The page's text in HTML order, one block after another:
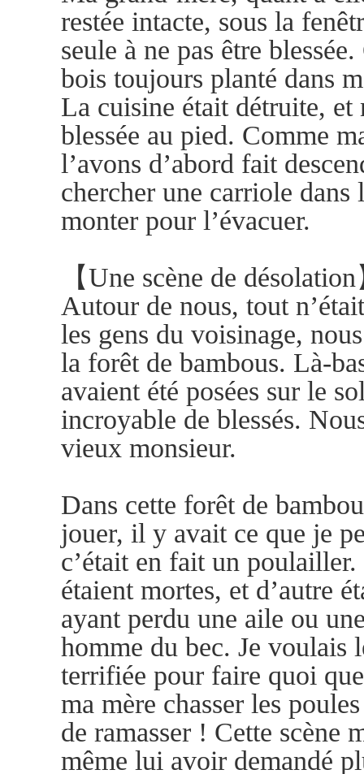
restée intacte, sous la
seule à ne pas être
bois toujours planté dans
La cuisine était détruite, et
blessée au pied. Comme
l’avons d’abord fait
chercher une carriole
monter pour l’évacuer.
【Une scène de
Autour de nous, tout
les gens du voisinage,
la forêt de bambous. Là-
avaient été posées sur le
incroyable de blessés.
vieux monsieur.
Dans cette forêt de
jouer, il y avait ce que je
c’était en fait un
étaient mortes, et d’autre
ayant perdu une aile ou
homme du bec. Je voulais
terrifiée pour faire quoi
ma mère chasser les
de ramasser ! Cette scène
même lui avoir demandé